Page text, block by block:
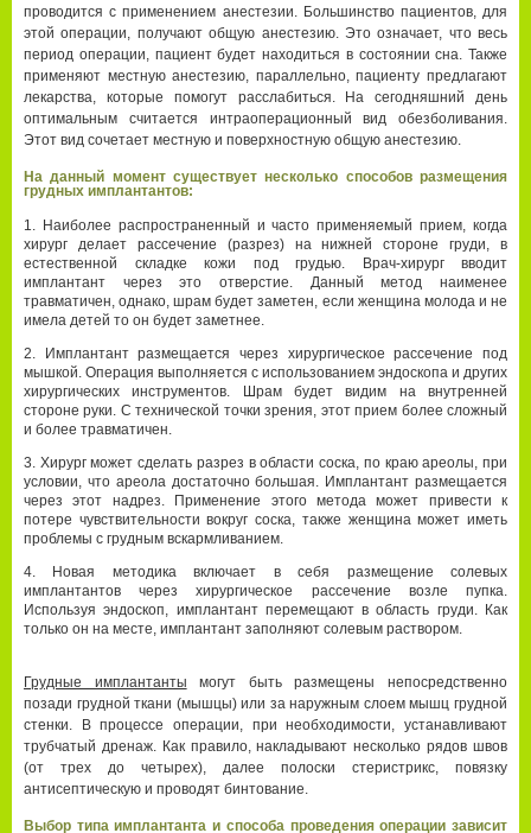
проводится с применением анестезии. Большинство пациентов, для
этой операции, получают общую анестезию. Это означает, что весь
период операции, пациент будет находиться в состоянии сна. Также
применяют местную анестезию, параллельно, пациенту предлагают
лекарства, которые помогут расслабиться. На сегодняшний день
оптимальным считается интраоперационный вид обезболивания.
Этот вид сочетает местную и поверхностную общую анестезию.
На данный момент существует несколько способов размещения
грудных имплантантов:
Наиболее распространенный и часто применяемый прием, когда
хирург делает рассечение (разрез) на нижней стороне груди, в
естественной складке кожи под грудью. Врач-хирург вводит
имплантант через это отверстие. Данный метод наименее
травматичен, однако, шрам будет заметен, если женщина молода и не
имела детей то он будет заметнее.
Имплантант размещается через хирургическое рассечение под
мышкой. Операция выполняется с использованием эндоскопа и других
хирургических инструментов. Шрам будет видим на внутренней
стороне руки. С технической точки зрения, этот прием более сложный
и более травматичен.
Хирург может сделать разрез в области соска, по краю ареолы, при
условии, что ареола достаточно большая. Имплантант размещается
через этот надрез. Применение этого метода может привести к
потере чувствительности вокруг соска, также женщина может иметь
проблемы с грудным вскармливанием.
Новая методика включает в себя размещение солевых
имплантантов через хирургическое рассечение возле пупка.
Используя эндоскоп, имплантант перемещают в область груди. Как
только он на месте, имплантант заполняют солевым раствором.
Грудные имплантанты могут быть размещены непосредственно
позади грудной ткани (мышцы) или за наружным слоем мышц грудной
стенки. В процессе операции, при необходимости, устанавливают
трубчатый дренаж. Как правило, накладывают несколько рядов швов
(от трех до четырех), далее полоски стеристрикс, повязку
антисептическую и проводят бинтование.
Выбор типа имплантанта и способа проведения операции зависит